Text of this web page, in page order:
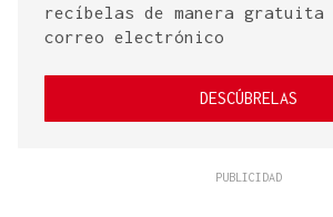
recíbelas de manera gratuita
correo electrónico
DESCÚBRELAS